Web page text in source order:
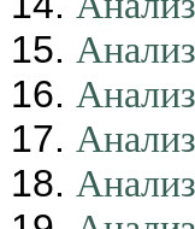
15.
16.
17.
18.